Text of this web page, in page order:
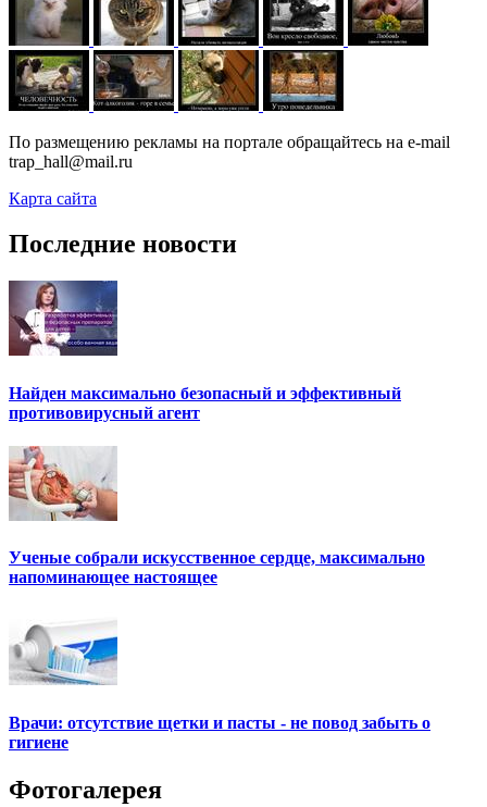
По размещению рекламы на портале обращайтесь на e-mail
trap_hall@mail.ru
Карта сайта
Последние новости
Найден максимально безопасный и эффективный
противовирусный агент
Ученые собрали искусственное сердце, максимально
напоминающее настоящее
Врачи: отсутствие щетки и пасты - не повод забыть о
гигиене
Фотогалерея